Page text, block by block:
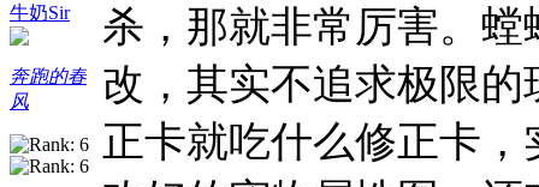
牛奶Sir
奔跑的春
风
杀，那就非常厉害。
改，其实不追求极限
正卡就吃什么修正卡